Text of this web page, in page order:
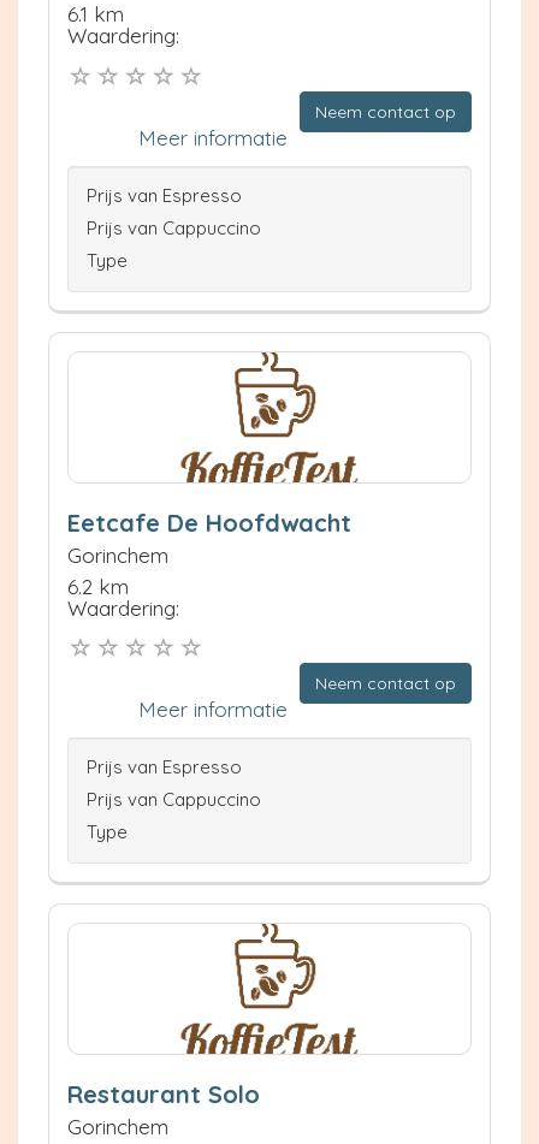
6.1 km
Waardering:
Neem contact op
Meer informatie
Prijs van Espresso
Prijs van Cappuccino
Type
Eetcafe De Hoofdwacht
Gorinchem
6.2 km
Waardering:
Neem contact op
Meer informatie
Prijs van Espresso
Prijs van Cappuccino
Type
Restaurant Solo
Gorinchem